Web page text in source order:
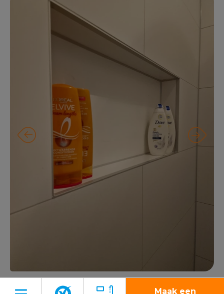
Maak een